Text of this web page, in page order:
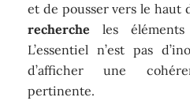
et de pousser vers le haut
recherche les
L’essentiel n’est pas
d’afficher une
pertinente.